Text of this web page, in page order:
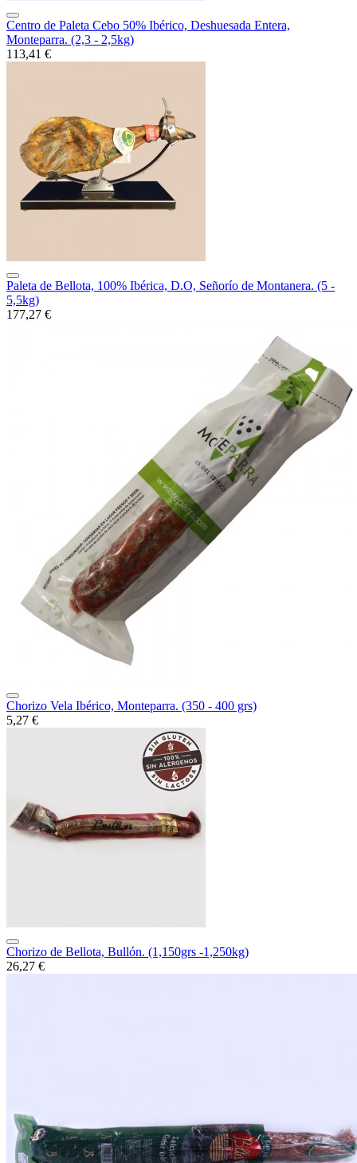
Centro de Paleta Cebo 50% Ibérico, Deshuesada Entera,
Monteparra. (2,3 - 2,5kg)
113,41 €
Paleta de Bellota, 100% Ibérica, D.O, Señorío de Montanera. (5 -
5,5kg)
177,27 €
Chorizo Vela Ibérico, Monteparra. (350 - 400 grs)
5,27 €
Chorizo de Bellota, Bullón. (1,150grs -1,250kg)
26,27 €